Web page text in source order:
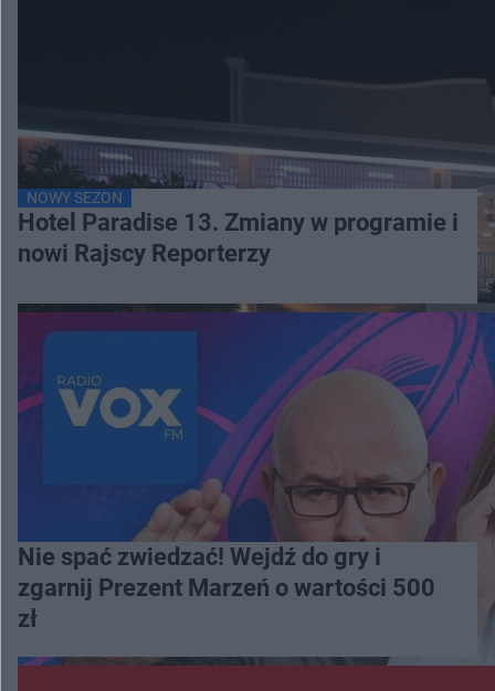
NOWY SEZON
Hotel Paradise 13. Zmiany w programie i
nowi Rajscy Reporterzy
Nie spać zwiedzać! Wejdź do gry i
zgarnij Prezent Marzeń o wartości 500
zł